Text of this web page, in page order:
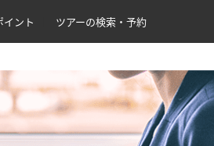
イント ツアーの検索・予約